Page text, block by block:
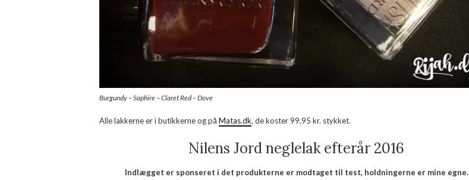
Burgundy – Saphire – Claret Red – Dove
Alle lakkerne er i butikkerne og på Matas.dk, de koster 99,95 kr. stykket.
Nilens Jord neglelak efterår 2016
Indlægget er sponseret i det produkterne er modtaget til test, holdningerne er mine egne.